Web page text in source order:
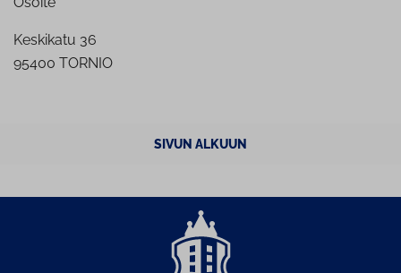
Keskikatu 36
95400 TORNIO
SIVUN ALKUUN